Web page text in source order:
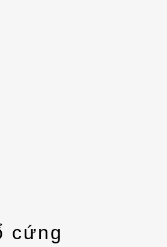
cứng